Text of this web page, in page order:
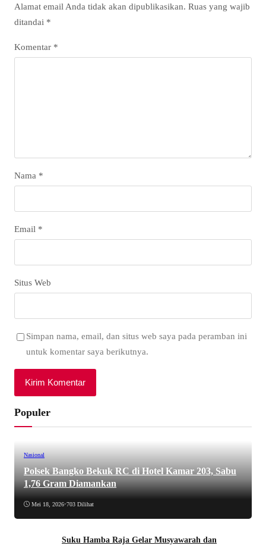
Alamat email Anda tidak akan dipublikasikan. Ruas yang wajib
ditandai *
Komentar *
Nama *
Email *
Situs Web
Simpan nama, email, dan situs web saya pada peramban ini
untuk komentar saya berikutnya.
Populer
Nasional
Polsek Bangko Bekuk RC di Hotel Kamar 203, Sabu
1,76 Gram Diamankan
Mei 18, 2026•703 Dilihat
Suku Hamba Raja Gelar Musyawarah dan